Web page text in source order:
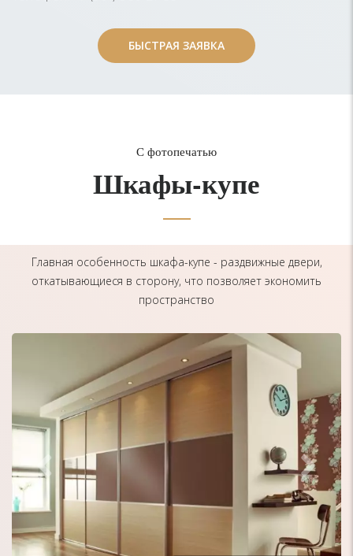
БЫСТРАЯ ЗАЯВКА
БЫСТРАЯ ЗАЯВКА
С фотопечатью
Шкафы-купе
Главная особенность шкафа-купе - раздвижные двери,
откатывающиеся в сторону, что позволяет экономить
пространство